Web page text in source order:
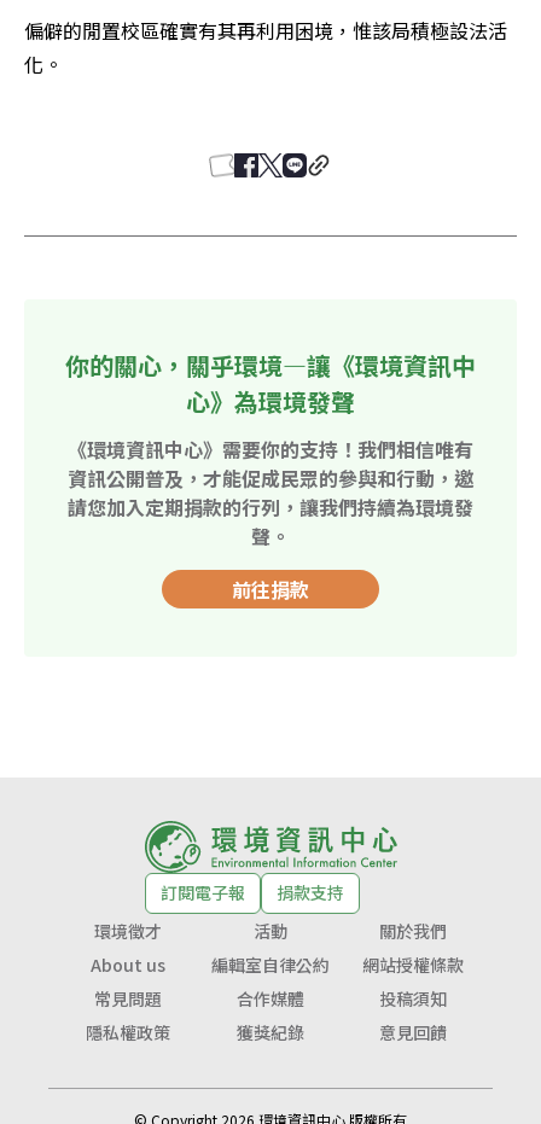
偏僻的閒置校區確實有其再利用困境，惟該局積極設法活
化。
你的關心，關乎環境—讓《環境資訊中
心》為環境發聲
《環境資訊中心》需要你的支持！我們相信唯有
資訊公開普及，才能促成民眾的參與和行動，邀
請您加入定期捐款的行列，讓我們持續為環境發
聲。
前往捐款
訂閱電子報
捐款支持
環境徵才
活動
關於我們
About us
編輯室自律公約
網站授權條款
常見問題
合作媒體
投稿須知
隱私權政策
獲獎紀錄 意見回饋
© Copyright 2026 環境資訊中心 版權所有